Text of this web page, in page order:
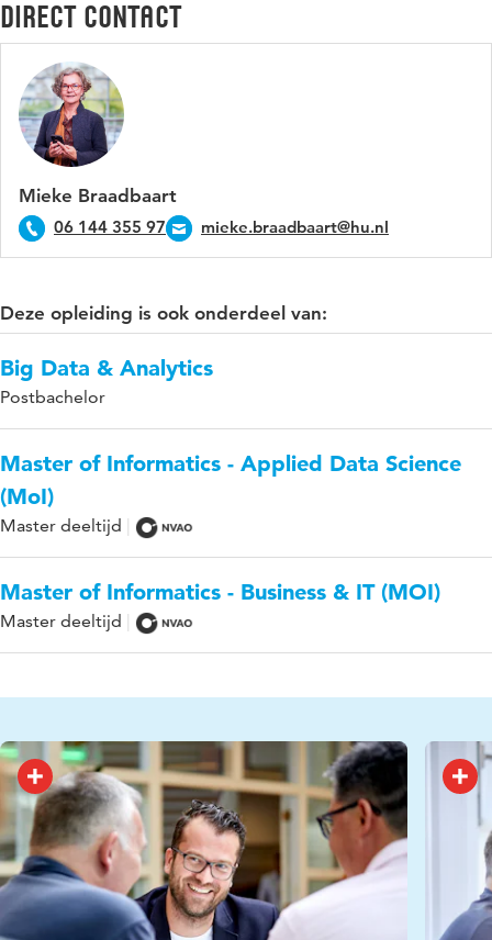
Direct contact
Mieke Braadbaart
06 144 355 97 mieke.braadbaart@hu.nl
Deze opleiding is ook onderdeel van:
Big Data & Analytics
Postbachelor
Master of Informatics - Applied Data Science
(MoI)
Master deeltijd
Master of Informatics - Business & IT (MOI)
Master deeltijd